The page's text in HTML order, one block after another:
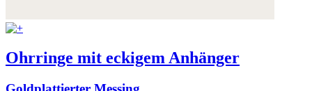
Ohrringe mit eckigem Anhänger